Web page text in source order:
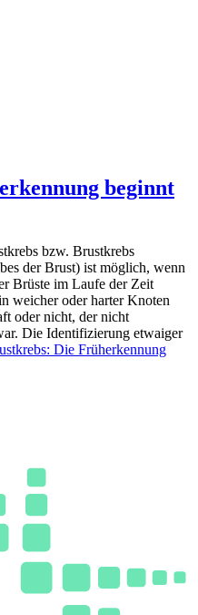
beginnt
bzw. Brustkrebs
der Brust) ist möglich, wenn
Brüste im Laufe der Zeit
weicher oder harter Knoten
oder nicht, der nicht
Die Identifizierung etwaiger
Die Früherkennung